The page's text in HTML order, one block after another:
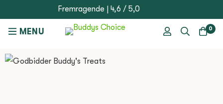
Fremragende | 4,6 / 5,0
0